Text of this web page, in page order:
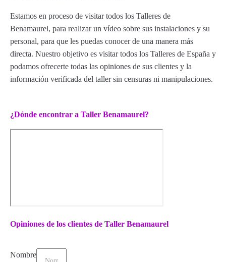
Estamos en proceso de visitar todos los Talleres de
Benamaurel, para realizar un vídeo sobre sus instalaciones y su
personal, para que les puedas conocer de una manera más
directa. Nuestro objetivo es visitar todos los Talleres de España y
podamos ofrecerte todas las opiniones de sus clientes y la
información verificada del taller sin censuras ni manipulaciones.
¿Dónde encontrar a Taller Benamaurel?
Opiniones de los clientes de Taller Benamaurel
Nombre